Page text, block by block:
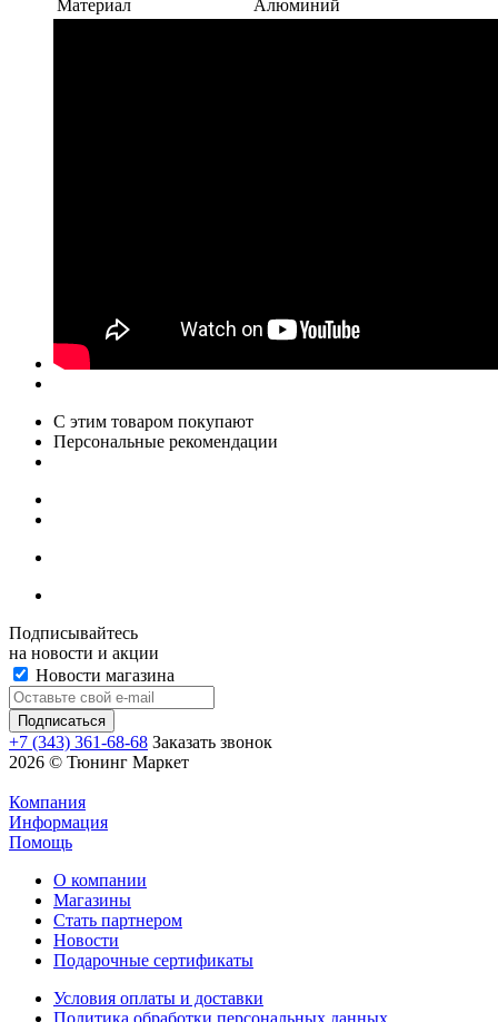
Материал
Алюминий
С этим товаром покупают
Персональные рекомендации
Подписывайтесь
на новости и акции
Новости магазина
+7 (343) 361-68-68 Заказать звонок
2026 © Тюнинг Маркет
Компания
Информация
Помощь
О компании
Магазины
Стать партнером
Новости
Подарочные сертификаты
Условия оплаты и доставки
Политика обработки персональных данных